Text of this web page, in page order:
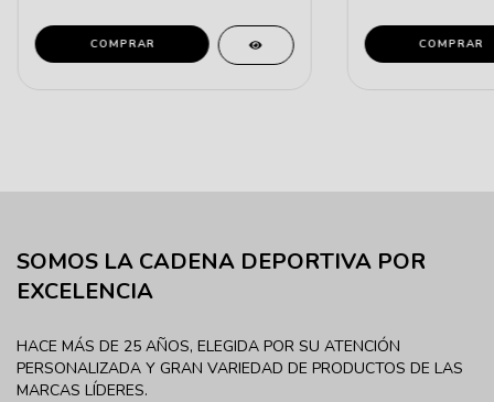
COMPRAR COMPRAR
SOMOS LA CADENA DEPORTIVA POR
EXCELENCIA
HACE MÁS DE 25 AÑOS, ELEGIDA POR SU ATENCIÓN
PERSONALIZADA Y GRAN VARIEDAD DE PRODUCTOS DE LAS
MARCAS LÍDERES.